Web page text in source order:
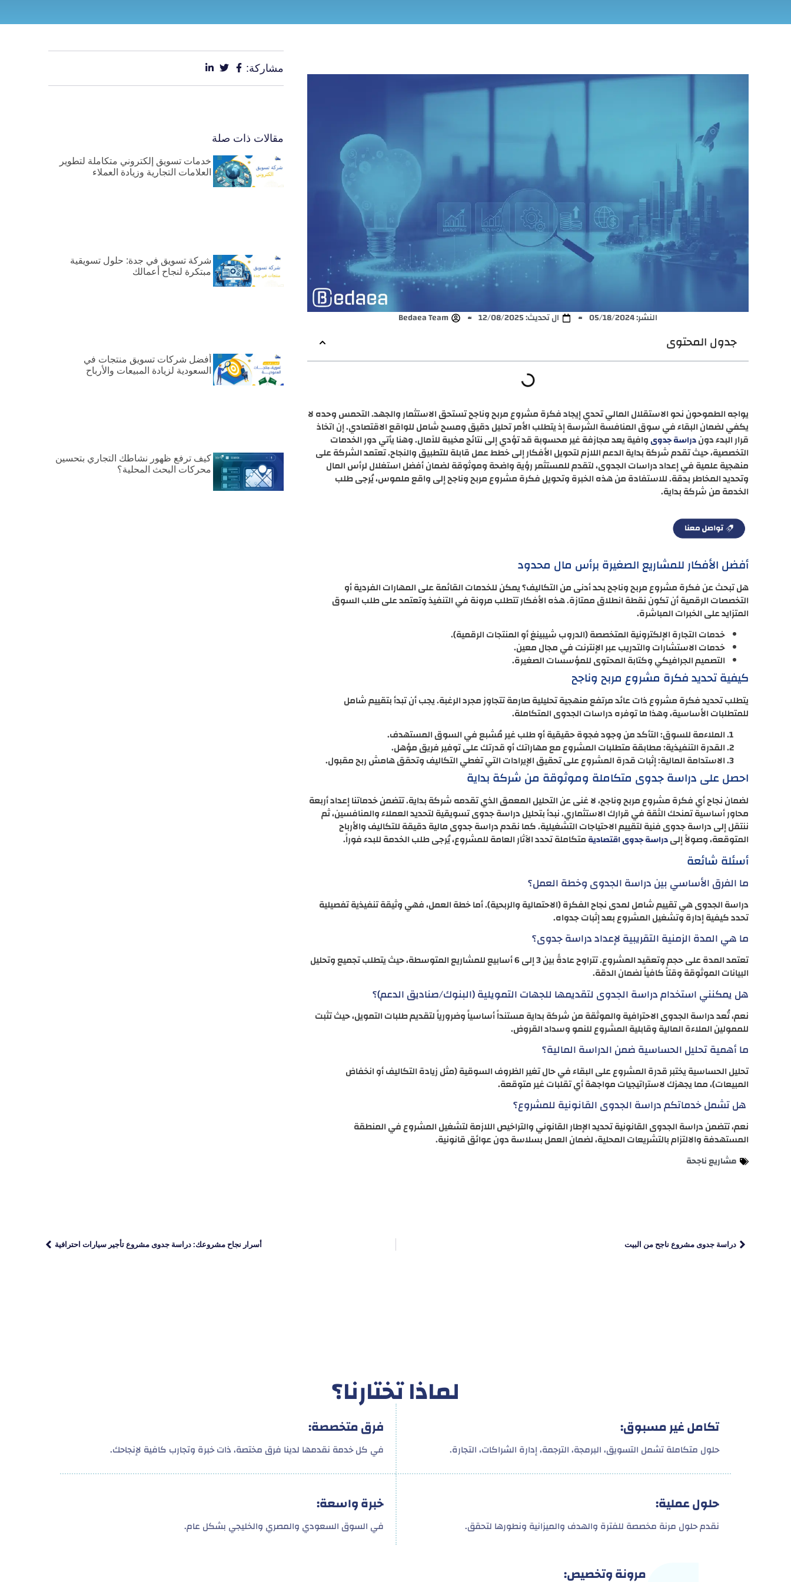
النشر:05/18/2024 ال تحديث: 12/08/2025 Bedaea Team
جدول المحتوى
يواجه الطموحون نحو الاستقلال المالي تحدي إيجاد فكرة مشروع مربح وناجح تستحق الاستثمار والجهد. التحمس وحده لا
يكفي لضمان البقاء في سوق المنافسة الشرسة إذ يتطلب الأمر تحليل دقيق ومسح شامل للواقع الاقتصادي. إن اتخاذ
قرار البدء دوندراسة جدوىوافية يعد مجازفة غير محسوبة قد تؤدي إلى نتائج مخيبة للآمال. وهنا يأتي دور الخدمات
التخصصية، حيث تقدم شركة بداية الدعم اللازم لتحويل الأفكار إلى خطط عمل قابلة للتطبيق والنجاح. تعتمد الشركة على
منهجية علمية في إعداد دراسات الجدوى، لتقدم للمستثمر رؤية واضحة وموثوقة لضمان أفضل استغلال لرأس المال
وتحديد المخاطر بدقة. للاستفادة من هذه الخبرة وتحويل فكرة مشروع مربح وناجح إلى واقع ملموس، يُرجى طلب
الخدمة من شركة بداية.
أفضل الأفكار للمشاريع الصغيرة برأس مال محدود
هل تبحث عن فكرة مشروع مربح وناجح بحد أدنى من التكاليف؟ يمكن للخدمات القائمة على المهارات الفردية أو
التخصصات الرقمية أن تكون نقطة انطلاق ممتازة. هذه الأفكار تتطلب مرونة في التنفيذ وتعتمد على طلب السوق
المتزايد على الخبرات المباشرة.
خدمات التجارة الإلكترونية المتخصصة (الدروب شيبينغ أو المنتجات الرقمية).
خدمات الاستشارات والتدريب عبر الإنترنت في مجال معين.
التصميم الجرافيكي وكتابة المحتوى للمؤسسات الصغيرة.
كيفية تحديد فكرة مشروع مربح وناجح
يتطلب تحديد فكرة مشروع ذات عائد مرتفع منهجية تحليلية صارمة تتجاوز مجرد الرغبة. يجب أن تبدأ بتقييم شامل
للمتطلبات الأساسية، وهذا ما توفره دراسات الجدوى المتكاملة.
الملاءمة للسوق: التأكد من وجود فجوة حقيقية أو طلب غير مُشبع في السوق المستهدف.
القدرة التنفيذية: مطابقة متطلبات المشروع مع مهاراتك أو قدرتك على توفير فريق مؤهل.
الاستدامة المالية: إثبات قدرة المشروع على تحقيق الإيرادات التي تغطي التكاليف وتحقق هامش ربح مقبول.
احصل على دراسة جدوى متكاملة وموثوقة من شركة بداية
لضمان نجاح أي فكرة مشروع مربح وناجح، لا غنى عن التحليل المعمق الذي تقدمه شركة بداية. تتضمن خدماتنا إعداد أربعة
محاور أساسية تمنحك الثقة في قرارك الاستثماري. نبدأ بتحليل دراسة جدوى تسويقية لتحديد العملاء والمنافسين، ثم
ننتقل إلى دراسة جدوى فنية لتقييم الاحتياجات التشغيلية. كما نقدم دراسة جدوى مالية دقيقة للتكاليف والأرباح
المتوقعة، وصولاً إلىدراسة جدوى اقتصاديةمتكاملة تحدد الآثار العامة للمشروع، يُرجى طلب الخدمة للبدء فوراً.
أسئلة شائعة
ما الفرق الأساسي بين دراسة الجدوى وخطة العمل؟
دراسة الجدوى هي تقييم شامل لمدى نجاح الفكرة (الاحتمالية والربحية). أما خطة العمل، فهي وثيقة تنفيذية تفصيلية
تحدد كيفية إدارة وتشغيل المشروع بعد إثبات جدواه.
ما هي المدة الزمنية التقريبية لإعداد دراسة جدوى؟
تعتمد المدة على حجم وتعقيد المشروع. تتراوح عادةً بين 3 إلى 6 أسابيع للمشاريع المتوسطة، حيث يتطلب تجميع وتحليل
البيانات الموثوقة وقتاً كافياً لضمان الدقة.
هل يمكنني استخدام دراسة الجدوى لتقديمها للجهات التمويلية (البنوك/صناديق الدعم)؟
نعم، تُعد دراسة الجدوى الاحترافية والموثقة من شركة بداية مستنداً أساسياً وضرورياً لتقديم طلبات التمويل، حيث تثبت
للممولين الملاءة المالية وقابلية المشروع للنمو وسداد القروض.
ما أهمية تحليل الحساسية ضمن الدراسة المالية؟
تحليل الحساسية يختبر قدرة المشروع على البقاء في حال تغير الظروف السوقية (مثل زيادة التكاليف أو انخفاض
المبيعات)، مما يجهزك لاستراتيجيات مواجهة أي تقلبات غير متوقعة.
هل تشمل خدماتكم دراسة الجدوى القانونية للمشروع؟
نعم، تتضمن دراسة الجدوى القانونية تحديد الإطار القانوني والتراخيص اللازمة لتشغيل المشروع في المنطقة
المستهدفة والالتزام بالتشريعات المحلية، لضمان العمل بسلاسة دون عوائق قانونية.
مشاريع ناجحة
مشاركة:
مقالات ذات صلة
خدمات تسويق إلكتروني متكاملة لتطوير
العلامات التجارية وزيادة العملاء
شركة تسويق في جدة: حلول تسويقية
مبتكرة لنجاح أعمالك
أفضل شركات تسويق منتجات في
السعودية لزيادة المبيعات والأرباح
كيف ترفع ظهور نشاطك التجاري بتحسين
محركات البحث المحلية؟
دراسة جدوى مشروع ناجح من البيت أسرار نجاح مشروعك: دراسة جدوى مشروع تأجير سيارات احترافية
لماذا تختارنا؟
تكامل غير مسبوق:
حلول متكاملة تشمل التسويق، البرمجة، الترجمة، إدارة الشراكات، التجارة.
فرق متخصصة:
في كل خدمة نقدمها لدينا فرق مختصة، ذات خبرة وتجارب كافية لإنجاحك.
حلول عملية:
نقدم حلول مرنة مخصصة للفترة والهدف والميزانية ونطورها لتحقق.
خبرة واسعة:
في السوق السعودي والمصري والخليجي بشكل عام.
مرونة وتخصيص: